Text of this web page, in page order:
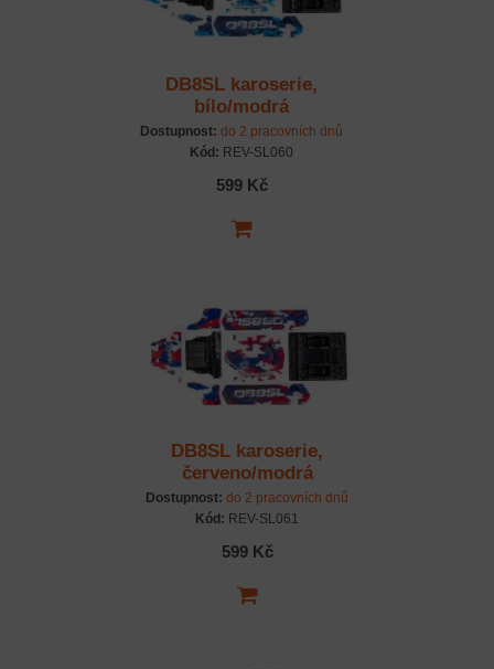
DB8SL karoserie,
bílo/modrá
Dostupnost: do 2 pracovních dnů
Kód: REV-SL060
599 Kč
DB8SL karoserie,
červeno/modrá
Dostupnost: do 2 pracovních dnů
Kód: REV-SL061
599 Kč